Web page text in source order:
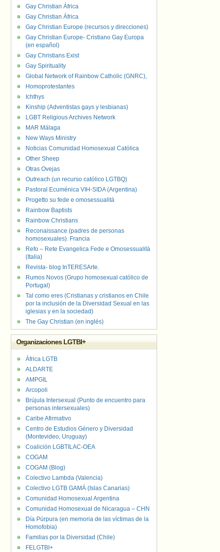
Gay Christian África
Gay Christian África
Gay Christian Europe (recursos y direcciones)
Gay Christian Europe- Cristiano Gay Europa
(en español)
Gay Christians Exist
Gay Spirituality
Global Network of Rainbow Catholic (GNRC),
Homoprotestantes
Ichthys
Kinship (Adventistas gays y lesbianas)
LGBT Religious Archives Network
MAR Málaga
New Ways Ministry
Noticias Comunidad Homosexual Católica
Other Sheep
Otras Ovejas
Outreach (un recurso católico LGTBQ)
Pastoral Ecuménica VIH-SIDA (Argentina)
Progetto su fede e omosessualità
Rainbow Baptists
Rainbow Christians
Reconaissance (padres de personas
homosexuales). Francia
Refo – Rete Evangelica Fede e Omosessualità
(Italia)
Revista- blog InTERESArte.
Rumos Novos (Grupo homosexual católico de
Portugal)
Tal como eres (Cristianas y cristianos en Chile
por la inclusión de la Diversidad Sexual en las
iglesias y en la sociedad)
The Gay Christian (en inglés)
Organizaciones LGTBI+
África LGTB
ALDARTE
AMPGIL
Arcopoli
Brújula Intersexual (Punto de encuentro para
personas intersexuales)
Caribe Afirmativo
Centro de Estudios Género y Diversidad
(Montevideo, Uruguay)
Coalición LGBTILAC-OEA
COGAM
COGAM (Blog)
Colectivo Lambda (Valencia)
Colectivo LGTB GAMÁ (Islas Canarias)
Comunidad Homosexual Argentina
Comunidad Homosexual de Nicaragua – CHN
Día Púrpura (en memoria de las víctimas de la
Homofobia)
Familias por la Diversidad (Chile)
FELGTBI+